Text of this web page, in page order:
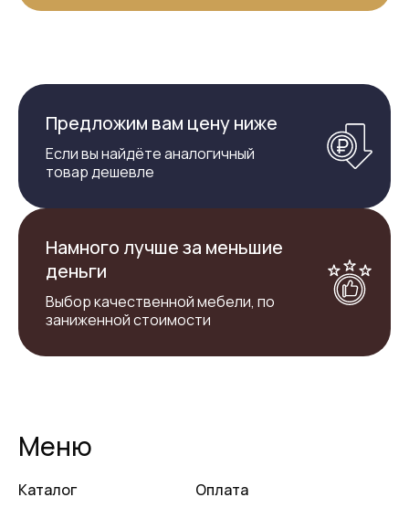
Предложим вам цену ниже
Если вы найдёте аналогичный
товар дешевле
Намного лучше за меньшие
деньги
Выбор качественной мебели, по
заниженной стоимости
Меню
Каталог
Оплата